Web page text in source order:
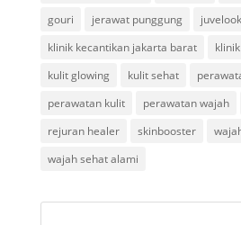
gouri
jerawat punggung juvelook
klinik kecantikan jakarta barat
kulit glowing
kulit sehat
perawatan kulit
perawatan wajah
rejuran healer
skinbooster
wajah sehat alami